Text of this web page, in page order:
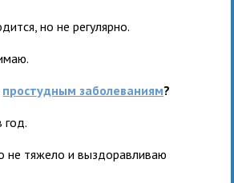
но не регулярно.
простудным заболеваниям?
год.
не тяжело и выздоравливаю